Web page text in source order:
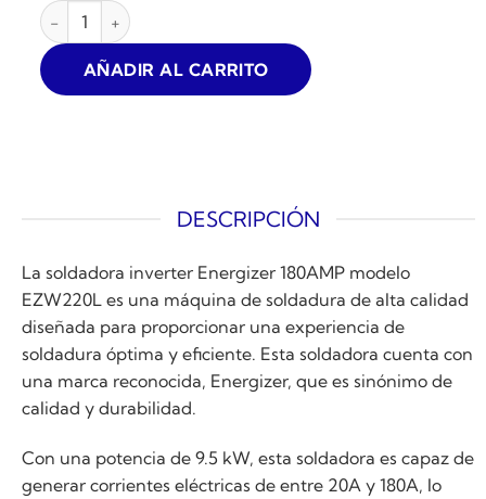
SOLDADORA INVERTER ENERGIZER 180AMP cantidad
AÑADIR AL CARRITO
DESCRIPCIÓN
La soldadora inverter Energizer 180AMP modelo
EZW220L es una máquina de soldadura de alta calidad
diseñada para proporcionar una experiencia de
soldadura óptima y eficiente. Esta soldadora cuenta con
una marca reconocida, Energizer, que es sinónimo de
calidad y durabilidad.
Con una potencia de 9.5 kW, esta soldadora es capaz de
generar corrientes eléctricas de entre 20A y 180A, lo